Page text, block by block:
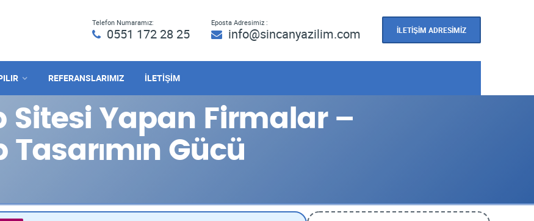
Telefon Numaramız:
0551 172 28 25
Eposta Adresimiz :
info@sincanyazilim.com İLETİŞİM ADRESİMİZ
REFERANSLARIMIZ İLETİŞİM
Sitesi Yapan Firmalar –
Tasarımın Gücü